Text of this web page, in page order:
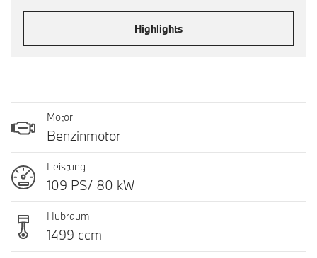
Highlights
Motor
Benzinmotor
Leistung
109 PS/ 80 kW
Hubraum
1499 ccm